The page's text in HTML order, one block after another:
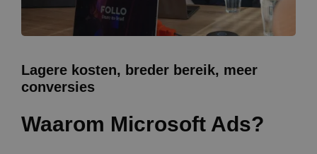
Lagere kosten, breder bereik, meer
conversies
Waarom Microsoft Ads?